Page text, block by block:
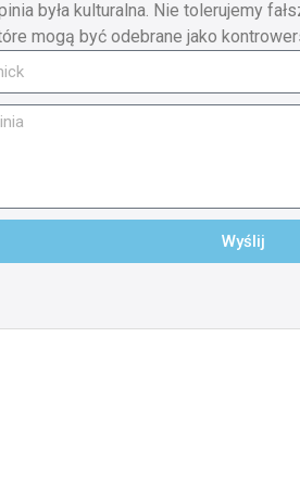
była kulturalna. Nie tolerujemy
mogą być odebrane jako
Wyślij